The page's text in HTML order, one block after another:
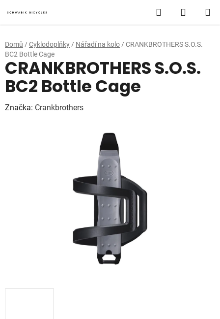
na
obsah
Hledat
KOŠÍK
Domů / Cyklodoplňky / Nářadí na kolo / CRANKBROTHERS S.O.S.
BC2 Bottle Cage
CRANKBROTHERS S.O.S.
BC2 Bottle Cage
Značka: Crankbrothers